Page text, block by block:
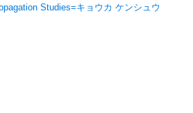
Studies=キョウカ ケンシュウ